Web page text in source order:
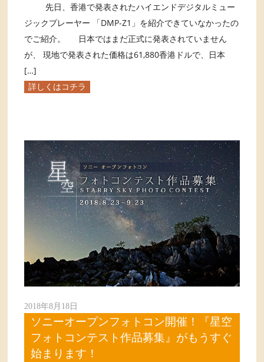
先日、香港で発表されたハイエンドデジタルミュー
ジックプレーヤー 「DMP-Z1」を紹介できていなかったの
でご紹介。 日本ではまだ正式に発表されていません
が、 現地で発表された価格は61,880香港ドルで、日本
[…]
詳しくはコチラ
2018年8月18日
ソニーオープンフォトコン開催！『星空
フォトコンテスト作品募集』がもうすぐ
始まります！